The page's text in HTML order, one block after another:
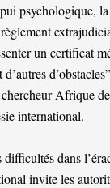
psychologique,
un certificat
Afrique
international.
dans
invite les